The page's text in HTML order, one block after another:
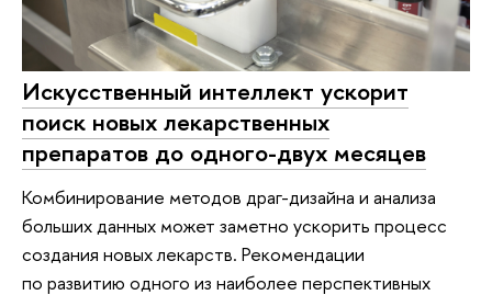
Искусственный интеллект ускорит
поиск новых лекарственных
препаратов до одного-двух месяцев
Комбинирование методов драг-дизайна и анализа
больших данных может заметно ускорить процесс
создания новых лекарств. Рекомендации
по развитию одного из наиболее перспективных